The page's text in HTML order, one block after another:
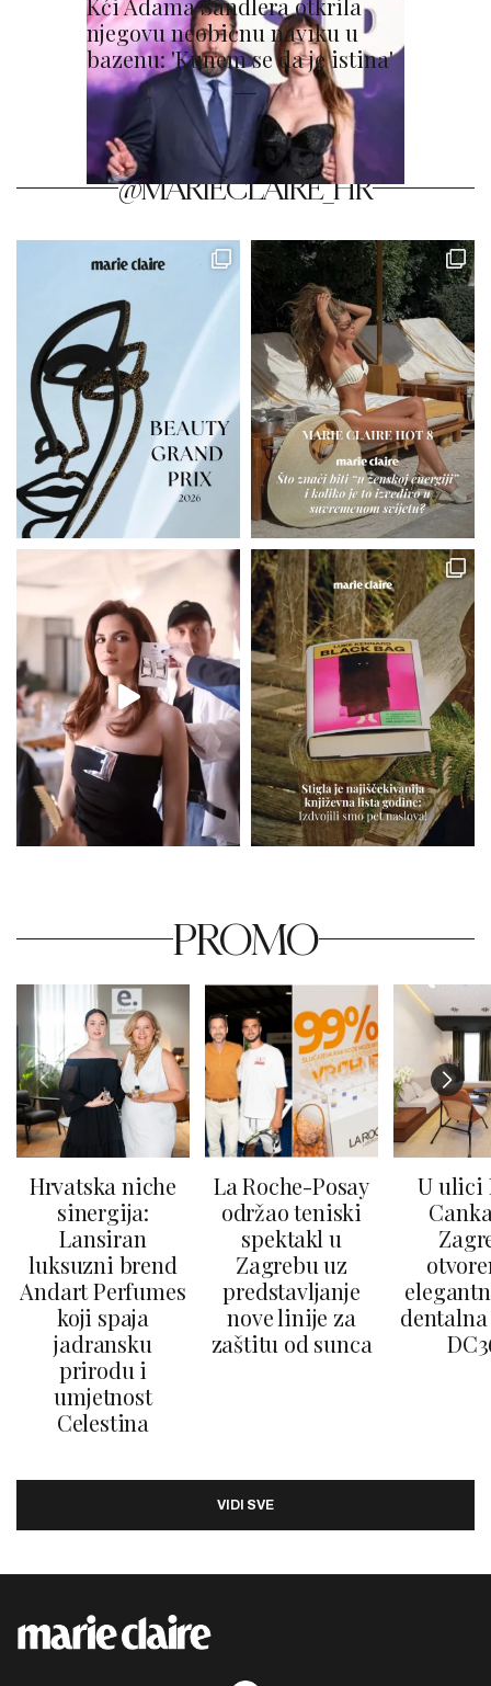
Kći Adama Sandlera otkrila
njegovu neobičnu naviku u
bazenu: 'Kunem se da je istina'
@MARIECLAIRE_HR
PROMO
Hrvatska niche
sinergija:
Lansiran
luksuzni brend
Andart Perfumes
koji spaja
jadransku
prirodu i
umjetnost
Celestina
La Roche-Posay
održao teniski
spektakl u
Zagrebu uz
predstavljanje
nove linije za
zaštitu od sunca
U ulici
VIDI SVE